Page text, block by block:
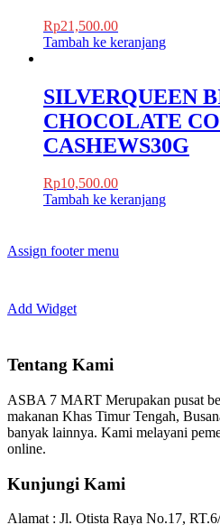
Rp21,500.00
Tambah ke keranjang
SILVERQUEEN
CHOCOLATE
CASHEWS30G
Rp10,500.00
Tambah ke keranjang
Assign footer menu
Add Widget
Tentang Kami
ASBA 7 MART Merupakan pusat
makanan Khas Timur Tengah,
banyak lainnya. Kami melayani
online.
Kunjungi Kami
Alamat : Jl. Otista Raya No.17,